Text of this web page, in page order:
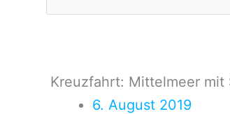
Kreuzfahrt: Mittelmeer mit
6. August 2019